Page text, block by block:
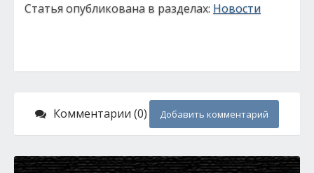
Статья опубликована в разделах: Новости
Комментарии (0) Добавить комментарий